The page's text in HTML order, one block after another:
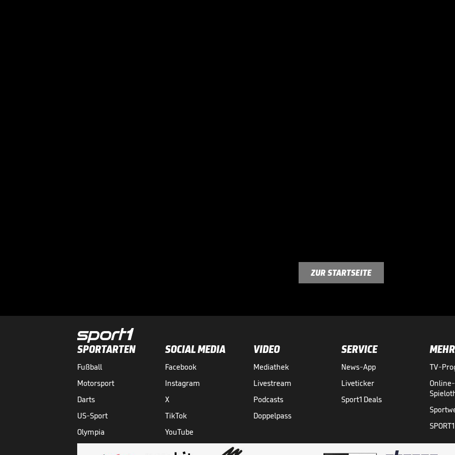
ZUR STARTSEITE
SPORTARTEN
Fußball
Motorsport
Darts
US-Sport
Olympia
SOCIAL MEDIA
Facebook
Instagram
X
TikTok
YouTube
VIDEO
Mediathek
Livestream
Podcasts
Doppelpass
SERVICE
News-App
Liveticker
Sport1 Deals
MEHR
TV-